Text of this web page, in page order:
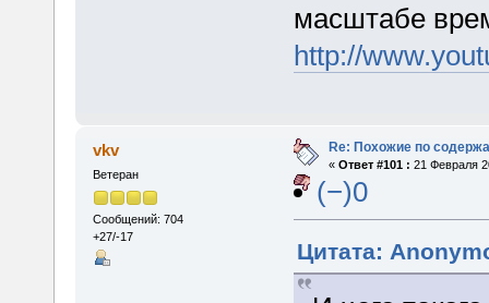
масштабе
http://
vkv
Ветеран
Сообщений: 704
+27/-17
Re: Похожие по
« Ответ #101 : 21 Февраля
(−)0
Цитата: